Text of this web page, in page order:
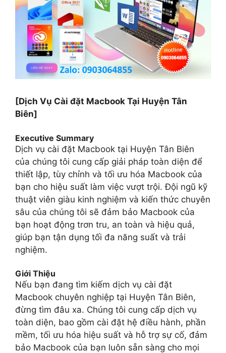
[Dịch Vụ Cài đặt Macbook Tại Huyện Tân
Biên]
Executive Summary
Dịch vụ cài đặt Macbook tại Huyện Tân Biên
của chúng tôi cung cấp giải pháp toàn diện để
thiết lập, tùy chỉnh và tối ưu hóa Macbook của
bạn cho hiệu suất làm việc vượt trội. Đội ngũ kỹ
thuật viên giàu kinh nghiệm và kiến thức chuyên
sâu của chúng tôi sẽ đảm bảo Macbook của
bạn hoạt động trơn tru, an toàn và hiệu quả,
giúp bạn tận dụng tối đa năng suất và trải
nghiệm.
Giới Thiệu
Nếu bạn đang tìm kiếm dịch vụ cài đặt
Macbook chuyên nghiệp tại Huyện Tân Biên,
đừng tìm đâu xa. Chúng tôi cung cấp dịch vụ
toàn diện, bao gồm cài đặt hệ điều hành, phần
mềm, tối ưu hóa hiệu suất và hỗ trợ sự cố, đảm
bảo Macbook của bạn luôn sẵn sàng cho mọi